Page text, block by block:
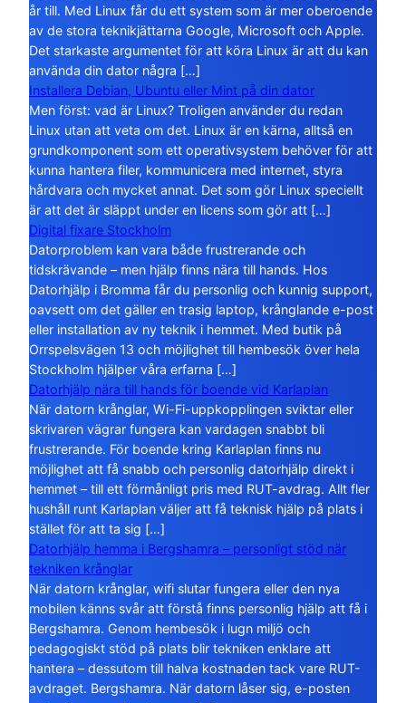
år till. Med Linux får du ett system som är mer oberoende
av de stora teknikjättarna Google, Microsoft och Apple.
Det starkaste argumentet för att köra Linux är att du kan
använda din dator några […]
Installera Debian, Ubuntu eller Mint på din dator
Men först: vad är Linux? Troligen använder du redan
Linux utan att veta om det. Linux är en kärna, alltså en
grundkomponent som ett operativsystem behöver för att
kunna hantera filer, kommunicera med internet, styra
hårdvara och mycket annat. Det som gör Linux speciellt
är att det är släppt under en licens som gör att […]
Digital fixare Stockholm
Datorproblem kan vara både frustrerande och
tidskrävande – men hjälp finns nära till hands. Hos
Datorhjälp i Bromma får du personlig och kunnig support,
oavsett om det gäller en trasig laptop, krånglande e-post
eller installation av ny teknik i hemmet. Med butik på
Orrspelsvägen 13 och möjlighet till hembesök över hela
Stockholm hjälper våra erfarna […]
Datorhjälp nära till hands för boende vid Karlaplan
När datorn krånglar, Wi-Fi-uppkopplingen sviktar eller
skrivaren vägrar fungera kan vardagen snabbt bli
frustrerande. För boende kring Karlaplan finns nu
möjlighet att få snabb och personlig datorhjälp direkt i
hemmet – till ett förmånligt pris med RUT-avdrag. Allt fler
hushåll runt Karlaplan väljer att få teknisk hjälp på plats i
stället för att ta sig […]
Datorhjälp hemma i Bergshamra – personligt stöd när
tekniken krånglar
När datorn krånglar, wifi slutar fungera eller den nya
mobilen känns svår att förstå finns personlig hjälp att få i
Bergshamra. Genom hembesök i lugn miljö och
pedagogiskt stöd på plats blir tekniken enklare att
hantera – dessutom till halva kostnaden tack vare RUT-
avdraget. Bergshamra. När datorn låser sig, e-posten